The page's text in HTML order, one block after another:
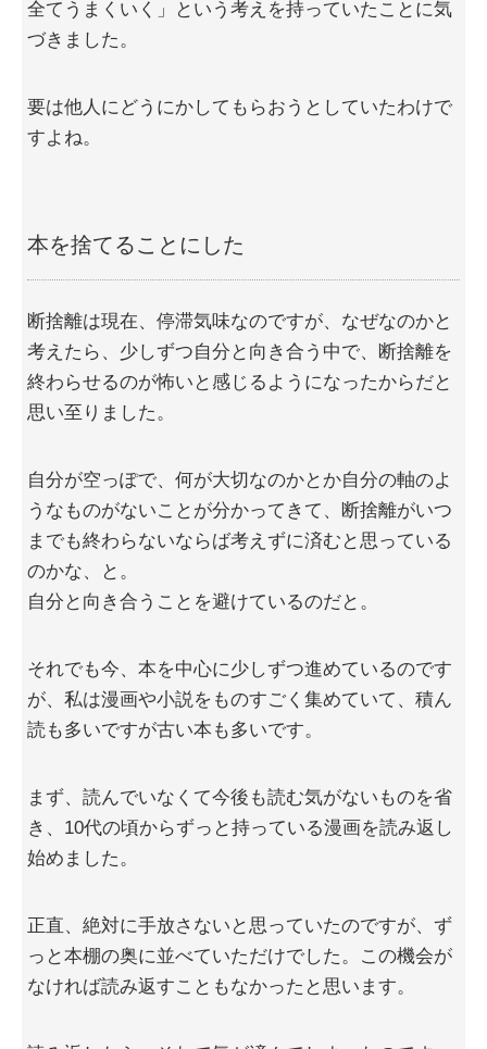
全てうまくいく」という考えを持っていたことに気
づきました。
要は他人にどうにかしてもらおうとしていたわけで
すよね。
本を捨てることにした
断捨離は現在、停滞気味なのですが、なぜなのかと
考えたら、少しずつ自分と向き合う中で、断捨離を
終わらせるのが怖いと感じるようになったからだと
思い至りました。
自分が空っぽで、何が大切なのかとか自分の軸のよ
うなものがないことが分かってきて、断捨離がいつ
までも終わらないならば考えずに済むと思っている
のかな、と。
自分と向き合うことを避けているのだと。
それでも今、本を中心に少しずつ進めているのです
が、私は漫画や小説をものすごく集めていて、積ん
読も多いですが古い本も多いです。
まず、読んでいなくて今後も読む気がないものを省
き、10代の頃からずっと持っている漫画を読み返し
始めました。
正直、絶対に手放さないと思っていたのですが、ず
っと本棚の奥に並べていただけでした。この機会が
なければ読み返すこともなかったと思います。